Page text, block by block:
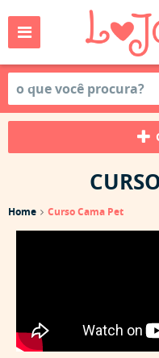
Home Curso Cama Pet